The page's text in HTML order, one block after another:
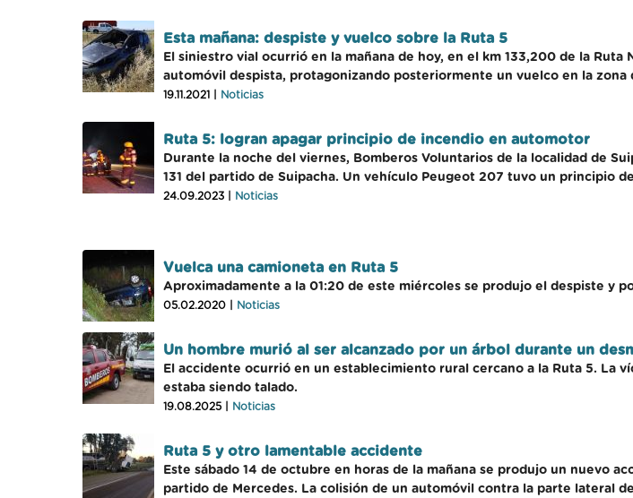
Esta mañana: despiste y vuelco sobre la Ruta 5
El siniestro vial ocurrió en la mañana de hoy, en el km 133,200 de la
automóvil despista, protagonizando posteriormente un vuelco en la
19.11.2021 | Noticias
Ruta 5: logran apagar principio de incendio en automotor
Durante la noche del viernes, Bomberos Voluntarios de la localidad de
131 del partido de Suipacha. Un vehículo Peugeot 207 tuvo un principio
24.09.2023 | Noticias
Vuelca una camioneta en Ruta 5
Aproximadamente a la 01:20 de este miércoles se produjo el despiste y
05.02.2020 | Noticias
Un hombre murió al ser alcanzado por un árbol durante un
El accidente ocurrió en un establecimiento rural cercano a la Ruta 5. La
estaba siendo talado.
19.08.2025 | Noticias
Ruta 5 y otro lamentable accidente
Este sábado 14 de octubre en horas de la mañana se produjo un nuevo
partido de Mercedes. La colisión de un automóvil contra la parte lateral